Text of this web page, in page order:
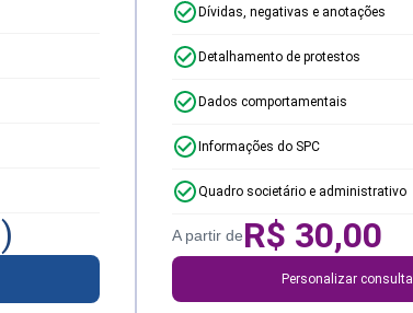
)
Dívidas, negativas e anotações
Detalhamento de protestos
Dados comportamentais
Informações do SPC
Quadro societário e administrativo
A partir deR$ 30,00
Personalizar consulta